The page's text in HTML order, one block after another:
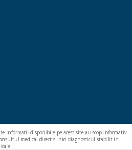
informatii disponibile pe acest site au scop informativ
medical direct si nici diagnosticul stabilit in